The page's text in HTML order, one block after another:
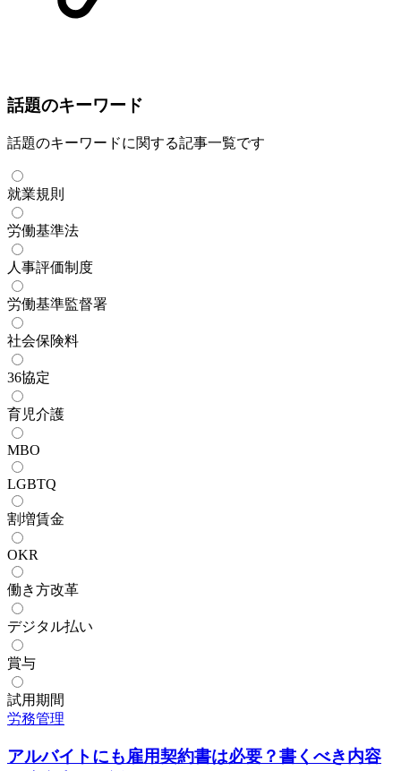
話題のキーワード
話題のキーワードに関する記事一覧です
就業規則
労働基準法
人事評価制度
労働基準監督署
社会保険料
36協定
育児介護
MBO
LGBTQ
割増賃金
OKR
働き方改革
デジタル払い
賞与
試用期間
労務管理
アルバイトにも雇用契約書は必要？書くべき内容